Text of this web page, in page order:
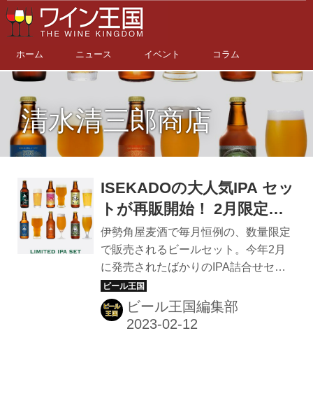
ホーム ニュース イベント コラム
清水清三郎商店
ISEKADOの大人気IPA セッ
トが再販開始！ 2月限定ビ
ールセットの第2弾が販売
中
伊勢角屋麦酒で毎月恒例の、数量限定
で販売されるビールセット。今年2月
に発売されたばかりのIPA詰合せセッ
トは早くも完売し、第2弾の販売が決
定した。 IPAを得意とする伊勢角屋麦
酒の王道的な一本から、天国へ昇天す
ビール王国編集部